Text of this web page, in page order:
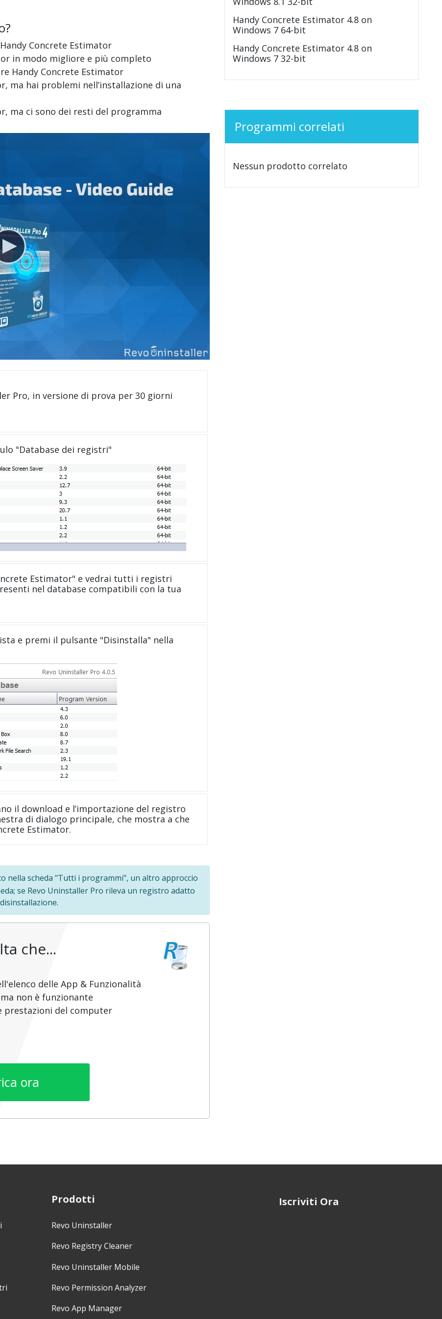
Concrete Estimator
in modo migliore e più completo
Handy Concrete Estimator
ma hai problemi nell’installazione di una
ma ci sono dei resti del programma
Pro, in versione di prova per 30 giorni
"Database dei registri"
Estimator" e vedrai tutti i registri
nel database compatibili con la tua
e premi il pulsante "Disinstalla" nella
il download e l’importazione del registro
di dialogo principale, che mostra a che
Estimator.
nella scheda "Tutti i programmi", un altro approccio
se Revo Uninstaller Pro rileva un registro adatto
che...
delle App & Funzionalità
non è funzionante
prestazioni del computer
ora
Handy Concrete Estimator 4.8 on
Windows 7 64-bit
Handy Concrete Estimator 4.8 on
Windows 7 32-bit
Programmi correlati
Nessun prodotto correlato
Prodotti
Revo Uninstaller
Revo Registry Cleaner
Revo Uninstaller Mobile
Revo Permission Analyzer
Revo App Manager
Iscriviti Ora